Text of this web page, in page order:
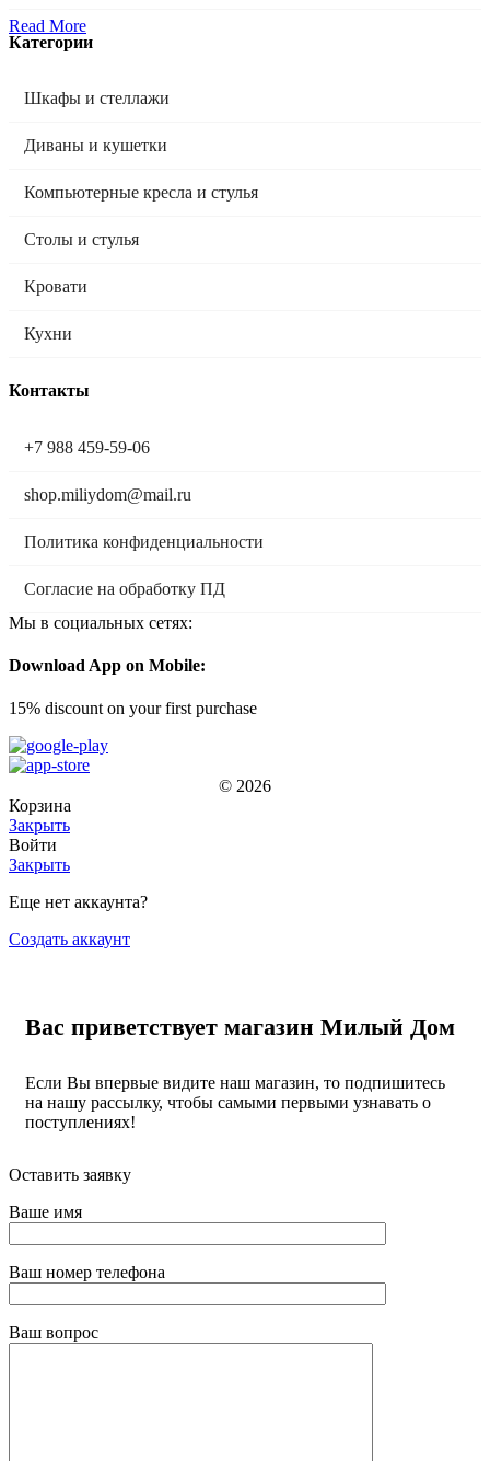
Read More
Категории
Шкафы и стеллажи
Диваны и кушетки
Компьютерные кресла и стулья
Столы и стулья
Кровати
Кухни
Контакты
+7 988 459-59-06
shop.miliydom@mail.ru
Политика конфиденциальности
Согласие на обработку ПД
Мы в социальных сетях:
Download App on Mobile:
15% discount on your first purchase
© 2026
Корзина
Закрыть
Войти
Закрыть
Еще нет аккаунта?
Создать аккаунт
Вас приветствует магазин Милый Дом
Если Вы впервые видите наш магазин, то подпишитесь
на нашу рассылку, чтобы самыми первыми узнавать о
поступлениях!
Оставить заявку
Ваше имя
Ваш номер телефона
Ваш вопрос